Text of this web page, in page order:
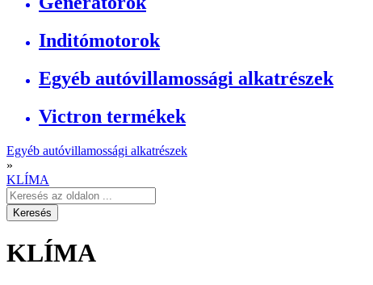
Inditómotorok
Egyéb autóvillamossági alkatrészek
Victron termékek
Egyéb autóvillamossági alkatrészek
»
KLÍMA
KLÍMA